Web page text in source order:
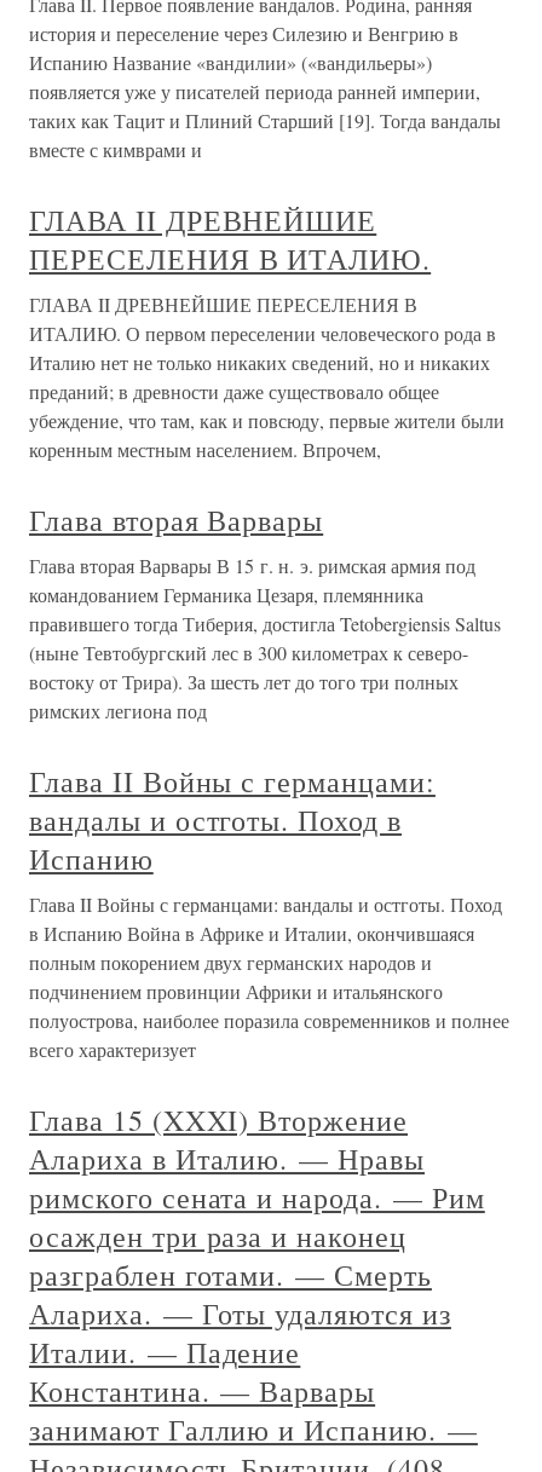
история и переселение через Силезию и Венгрию в
Испанию Название «вандилии» («вандильеры»)
появляется уже у писателей периода ранней империи,
таких как Тацит и Плиний Старший [19]. Тогда вандалы
вместе с кимврами и
ГЛАВА II ДРЕВНЕЙШИЕ
ПЕРЕСЕЛЕНИЯ В ИТАЛИЮ.
ГЛАВА II ДРЕВНЕЙШИЕ ПЕРЕСЕЛЕНИЯ В
ИТАЛИЮ. О первом переселении человеческого рода в
Италию нет не только никаких сведений, но и никаких
преданий; в древности даже существовало общее
убеждение, что там, как и повсюду, первые жители были
коренным местным населением. Впрочем,
Глава вторая Варвары
Глава вторая Варвары В 15 г. н. э. римская армия под
командованием Германика Цезаря, племянника
правившего тогда Тиберия, достигла Tetobergiensis Saltus
(ныне Тевтобургский лес в 300 километрах к северо-
востоку от Трира). За шесть лет до того три полных
римских легиона под
Глава II Войны с германцами:
вандалы и остготы. Поход в
Испанию
Глава II Войны с германцами: вандалы и остготы. Поход
в Испанию Война в Африке и Италии, окончившаяся
полным покорением двух германских народов и
подчинением провинции Африки и итальянского
полуострова, наиболее поразила современников и полнее
всего характеризует
Глава 15 (XXXI) Вторжение
Алариха в Италию. — Нравы
римского сената и народа. — Рим
осажден три раза и наконец
разграблен готами. — Смерть
Алариха. — Готы удаляются из
Италии. — Падение
Константина. — Варвары
занимают Галлию и Испанию. —